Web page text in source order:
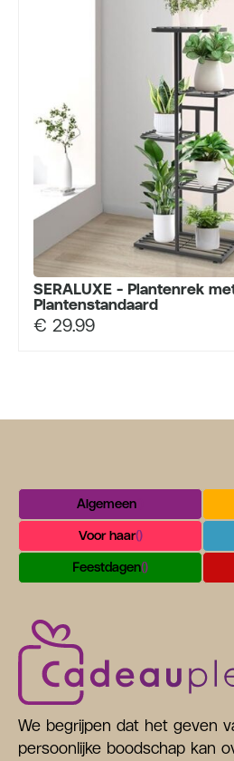
SERALUXE - Plantenrek
Plantenstandaard
€ 29.99
Algemeen
Voor haar()
Feestdagen()
We begrijpen dat het geven
persoonlijke boodschap kan